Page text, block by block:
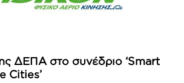
ΔΕΠΑ στο συνέδριο ‘Smart
Cities’